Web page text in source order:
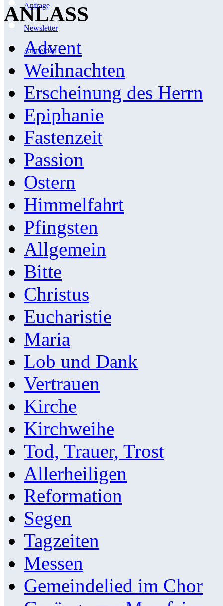
Anfrage
Newsletter
Anmelden
ANLASS
Advent
Weihnachten
Erscheinung des Herrn
Epiphanie
Fastenzeit
Passion
Ostern
Himmelfahrt
Pfingsten
Allgemein
Bitte
Christus
Eucharistie
Maria
Lob und Dank
Vertrauen
Kirche
Kirchweihe
Tod, Trauer, Trost
Allerheiligen
Reformation
Segen
Tagzeiten
Messen
Gemeindelied im Chor